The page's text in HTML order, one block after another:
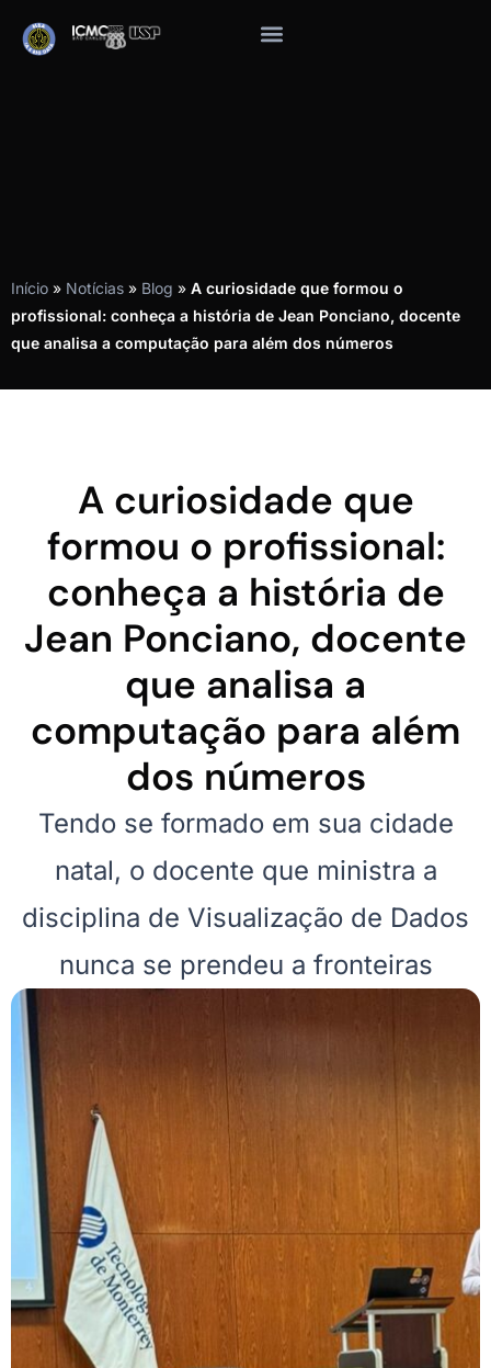
Início » Notícias » Blog » A curiosidade que formou o
profissional: conheça a história de Jean Ponciano, docente
que analisa a computação para além dos números
A curiosidade que
formou o profissional:
conheça a história de
Jean Ponciano, docente
que analisa a
computação para além
dos números
Tendo se formado em sua cidade
natal, o docente que ministra a
disciplina de Visualização de Dados
nunca se prendeu a fronteiras